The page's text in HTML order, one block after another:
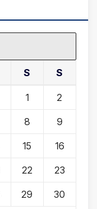
S S
1 2
8 9
15 16
22 23
29 30